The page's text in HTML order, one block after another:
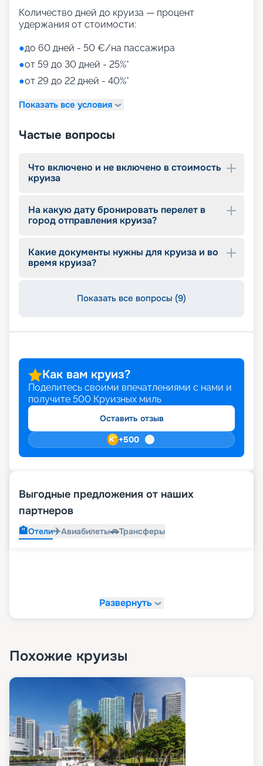
На нашем сайте вы можете купить путевки на
круизы MSC World America, выбрав идеальный
вариант путешествия на 2026 - 2027 г. Мы
предлагаем ознакомиться с фото кают, точным
описанием лайнера и прочитать отзывы бывалых
путешественников. Если у вас останутся
вопросы о круизе, просто свяжитесь с нами по
специалисты ответят на актуальные вопросы.
Количество дней до круиза — процент
удержания от стоимости:
●до 60 дней - 50 €/на пассажира
●от 59 до 30 дней - 25%*
●от 29 до 22 дней - 40%*
Показать все условия
Частые вопросы
Что включено и не включено в стоимость
круиза
На какую дату бронировать перелет в
город отправления круиза?
Какие документы нужны для круиза и во
время круиза?
Показать все вопросы (9)
Как вам круиз?
Поделитесь своими впечатлениями с нами и
получите 500 Круизных миль
Оставить отзыв
+500
Выгодные предложения от наших
партнеров
🏨Отели✈️Авиабилеты🚗Трансферы
Развернуть
Похожие круизы